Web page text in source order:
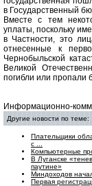
в Государственный
Вместе с тем
уплаты, поскольку
в Частности, это
отнесенные к
Чернобыльской
Великой
погибли или пропали
Информационно-
Другие новости по теме:
Плательщики
с ...
Компьютерные
В Луганске
паутине»
Миндоходов
Первая